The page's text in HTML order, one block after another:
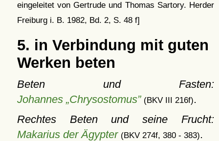
eingeleitet von Gertrude und Thomas Sartory. Herder
Freiburg i. B. 1982, Bd. 2, S. 48 f]
5. in Verbindung mit guten
Werken beten
Beten und Fasten:
Johannes „Chrysostomus” (BKV III 216f).
Rechtes Beten und seine Frucht:
Makarius der Ägypter (BKV 274f, 380 - 383).